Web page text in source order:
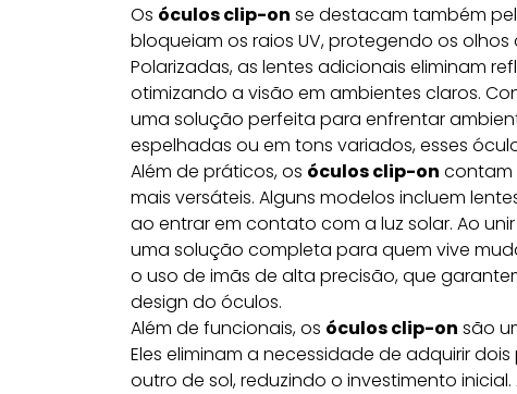
Os óculos clip-on se destacam também
bloqueiam os raios UV, protegendo os
Polarizadas, as lentes adicionais eliminam
otimizando a visão em ambientes claros.
uma solução perfeita para enfrentar
espelhadas ou em tons variados, esses
Além de práticos, os óculos clip-on contam
mais versáteis. Alguns modelos incluem
ao entrar em contato com a luz solar. Ao
uma solução completa para quem vive
o uso de imãs de alta precisão, que
design do óculos.
Além de funcionais, os óculos clip-on são
Eles eliminam a necessidade de adquirir
outro de sol, reduzindo o investimento